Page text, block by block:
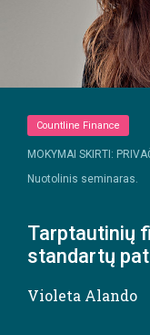
Countline Finance
MOKYMAI SKIRTI:
Nuotolinis seminaras.
Tarptautinių
standartų
Violeta Alando